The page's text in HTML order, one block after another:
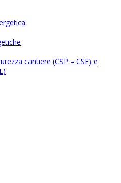
cantiere (CSP – CSE) e